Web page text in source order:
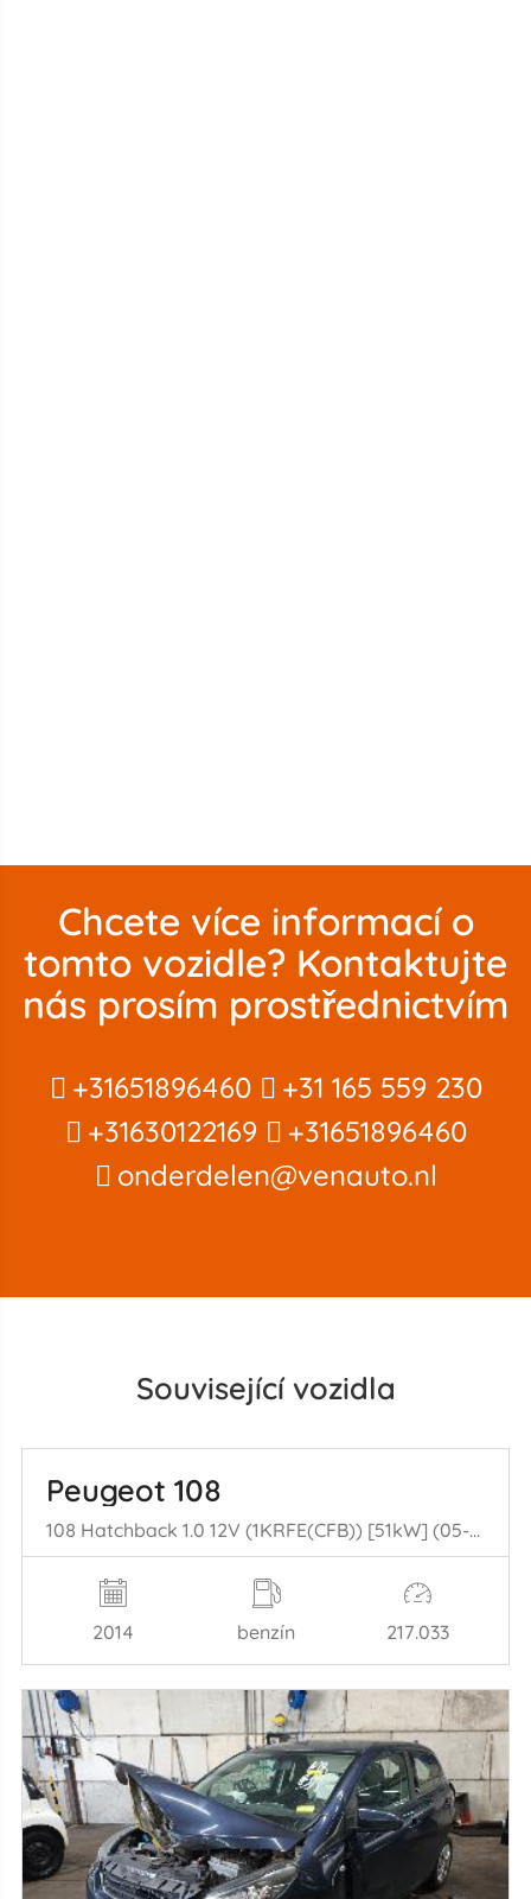
Chcete více informací o
tomto vozidle? Kontaktujte
nás prosím prostřednictvím
+31651896460
+31 165 559 230
+31630122169
+31651896460
onderdelen@venauto.nl
Související vozidla
Peugeot 108
108 Hatchback 1.0 12V (1KRFE(CFB)) [51kW] (05-2014/...)
2014 benzín 217.033